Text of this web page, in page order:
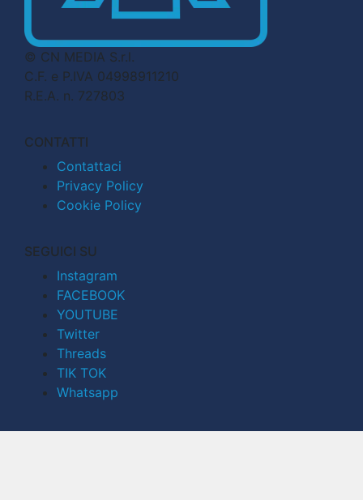
© CN MEDIA S.r.l.
C.F. e P.IVA 04998911210
R.E.A. n. 727803
CONTATTI
Contattaci
Privacy Policy
Cookie Policy
SEGUICI SU
Instagram
FACEBOOK
YOUTUBE
Twitter
Threads
TIK TOK
Whatsapp